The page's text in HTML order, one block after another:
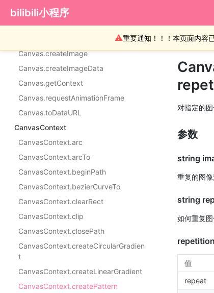
bilibili小程序
⚠重要通知！！！本页面内容
Canvas.width
Canvas.height
Canvas.cancelAnimationFrame
Canvas.createImage
Canvas.createImageData
Canvas.getContext
Canvas.requestAnimationFrame
Canvas.toDataURL
CanvasContext
CanvasContext.arc
CanvasContext.arcTo
CanvasContext.beginPath
CanvasContext.bezierCurveTo
CanvasContext.clearRect
CanvasContext.clip
CanvasContext.closePath
CanvasContext.createCircularGradien
t
CanvasContext.createLinearGradient
CanvasContext.createPattern
对指定的
参数
string
重复的图
string
如何重复图
值
repeat